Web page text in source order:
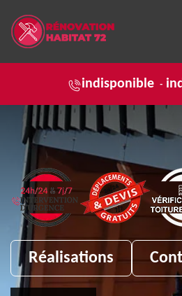
indisponible -
Réalisations